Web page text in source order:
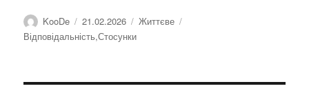
Автор
KooDe Оприлюднено
21.02.2026 Категорії
Життєве
Відповідальність,Стосунки